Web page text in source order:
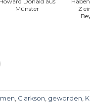
Münster
Z
, Clarkson, geworden,